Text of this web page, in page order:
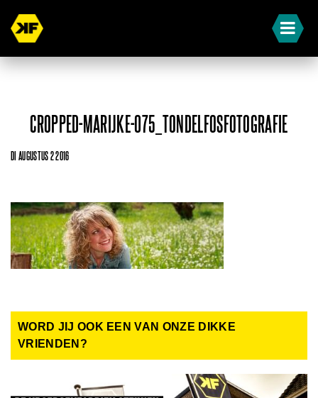
CROPPED-MARIJKE-075_TONDELFOSFOTOGRAFIE
DI AUGUSTUS 2 2016
WORD JIJ OOK EEN VAN ONZE DIKKE
VRIENDEN?